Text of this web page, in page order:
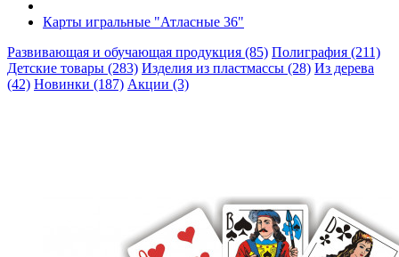
Карты игральные "Атласные 36"
Развивающая и обучающая продукция (85) Полиграфия (211)
Детские товары (283) Изделия из пластмассы (28) Из дерева
(42) Новинки (187) Акции (3)